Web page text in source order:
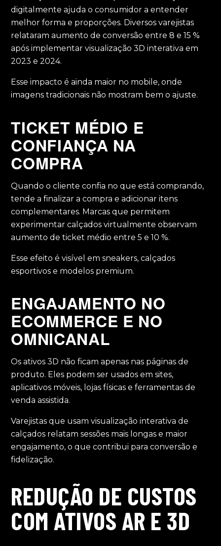
digitalmente ajuda o consumidor a entender
melhor forma e proporções. Diversos varejistas
relataram aumento de conversão entre 8 e 15 %
após implementar visualização 3D interativa em
2023 e 2024.
Esse impacto é ainda maior no mobile, onde
imagens tradicionais não mostram bem o ajuste.
TICKET MÉDIO E
CONFIANÇA NA
COMPRA
Quando o cliente confia no que está comprando,
tende a finalizar a compra e adicionar itens
complementares. Marcas que permitem
experimentar calçados virtualmente observam
aumento de ticket médio entre 5 e 10 %.
Esse efeito é visível em sneakers, calçados
esportivos e modelos premium.
ENGAJAMENTO NO
ECOMMERCE E NO
OMNICANAL
Os ativos 3D não ficam apenas nas páginas de
produto. Eles podem ser usados em sites,
aplicativos móveis, lojas físicas e ferramentas de
venda assistida.
Varejistas que usam visualização interativa de
calçados relatam sessões mais longas e maior
engajamento, o que contribui para conversão e
fidelização.
REDUÇÃO DE CUSTOS
COM ATIVOS AR E 3D